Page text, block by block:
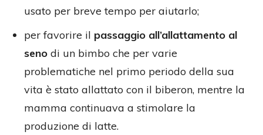
usato per breve tempo per aiutarlo;
per favorire il passaggio all’allattamento al
seno di un bimbo che per varie
problematiche nel primo periodo della sua
vita è stato allattato con il biberon, mentre la
mamma continuava a stimolare la
produzione di latte.